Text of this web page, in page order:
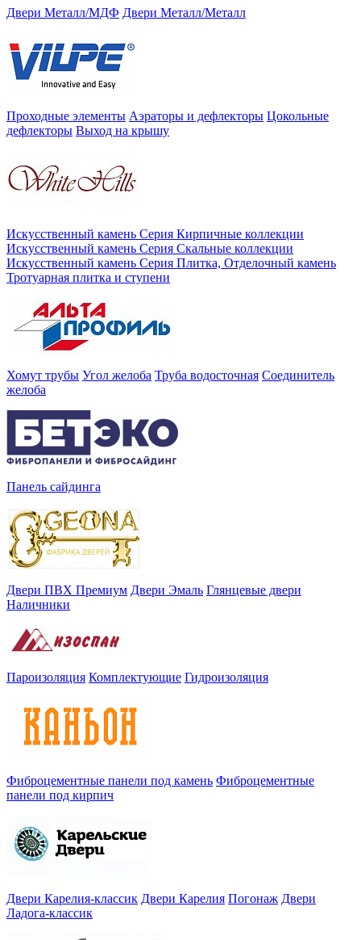
Двери Металл/МДФ Двери Металл/Металл
Проходные элементы Аэраторы и дефлекторы Цокольные
дефлекторы Выход на крышу
Искусственный камень Серия Кирпичные коллекции
Искусственный камень Серия Скальные коллекции
Искусственный камень Серия Плитка, Отделочный камень
Тротуарная плитка и ступени
Хомут трубы Угол желоба Труба водосточная Соединитель
желоба
Панель сайдинга
Двери ПВХ Премиум Двери Эмаль Глянцевые двери
Наличники
Пароизоляция Комплектующие Гидроизоляция
Фиброцементные панели под камень Фиброцементные
панели под кирпич
Двери Карелия-классик Двери Карелия Погонаж Двери
Ладога-классик